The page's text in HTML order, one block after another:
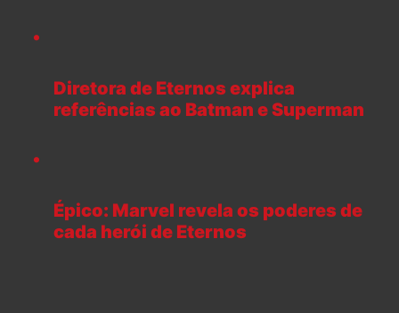
Diretora de Eternos explica
referências ao Batman e Superman
Épico: Marvel revela os poderes de
cada herói de Eternos